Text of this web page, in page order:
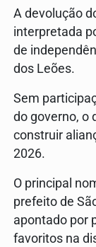
A devolução
interpretada
de
dos Leões.
Sem
do governo, o
construir
2026.
O principal
prefeito de
apontado por
favoritos na